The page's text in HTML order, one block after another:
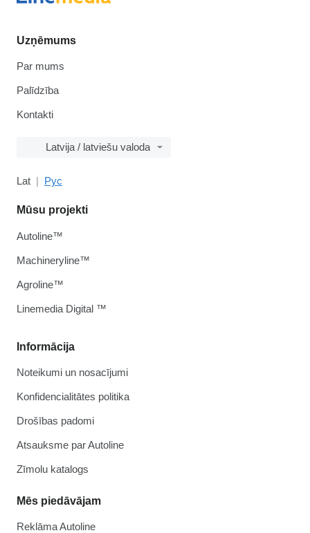
Uzņēmums
Par mums
Palīdzība
Kontakti
Latvija / latviešu valoda
Lat Рус
Informācija
Noteikumi un nosacījumi
Konfidencialitātes politika
Drošības padomi
Atsauksme par Autoline
Zīmolu katalogs
Mēs piedāvājam
Reklāma Autoline
Mūsu projekti
Autoline™
Machineryline™
Agroline™
Linemedia Digital ™